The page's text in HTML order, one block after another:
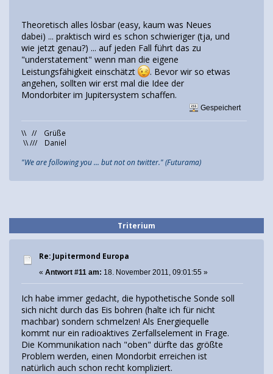
Theoretisch alles lösbar (easy, kaum was Neues
dabei) ... praktisch wird es schon schwieriger (tja, und
wie jetzt genau?) ... auf jeden Fall führt das zu
"understatement" wenn man die eigene
Leistungsfähigkeit einschätzt
. Bevor wir so etwas
angehen, sollten wir erst mal die Idee der
Mondorbiter im Jupitersystem schaffen.
Gespeichert
\\ // Grüße
\\ /// Daniel
"We are following you ... but not on twitter." (Futurama)
Triterium
Re: Jupitermond Europa
« Antwort #11 am: 18. November 2011, 09:01:55 »
Ich habe immer gedacht, die hypothetische Sonde soll
sich nicht durch das Eis bohren (halte ich für nicht
machbar) sondern schmelzen! Als Energiequelle
kommt nur ein radioaktives Zerfallselement in Frage.
Die Kommunikation nach "oben" dürfte das größte
Problem werden, einen Mondorbit erreichen ist
natürlich auch schon recht kompliziert.